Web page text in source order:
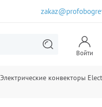
Войти
Электрические конвекторы